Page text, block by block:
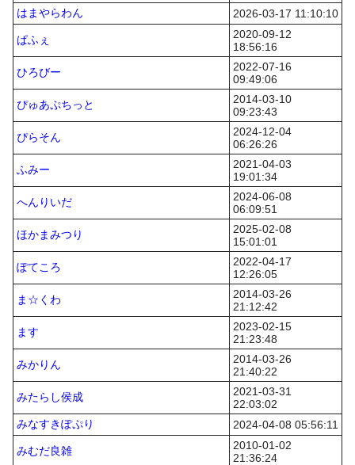
はまやらわん
2026-03-17 11:10:10
ぱふぇ
2020-09-12
18:56:16
ひろびー
2022-07-16
09:49:06
ぴゅあぷちっと
2014-03-10
09:23:43
ぴらそん
2024-12-04
06:26:26
ふみー
2021-04-03
19:01:34
へんりいだ
2024-06-08
06:09:51
ほかまみつり
2025-02-08
15:01:01
ぽてころ
2022-04-17
12:26:05
ま☆くわ
2014-03-26
21:12:42
ます
2023-02-15
21:23:48
みかりん
2014-03-26
21:40:22
みたらし侯成
2021-03-31
22:03:02
みなすきぽぷり
2024-04-08 05:56:11
みむだ良雑
2010-01-02
21:36:24